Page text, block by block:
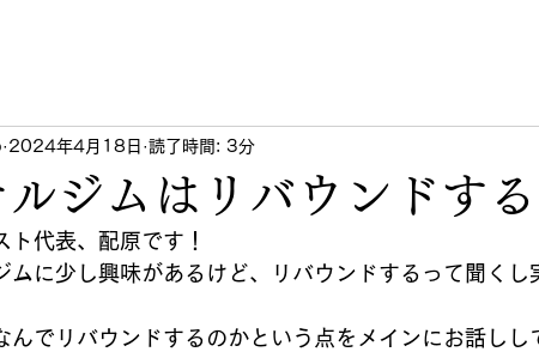
ジムはリバウンドする
2024年4月18日 読了時間: 3分
代表、配原です！
ムに少し興味があるけど、リバウンドするって聞くし
んでリバウンドするのかという点をメインにお話しし